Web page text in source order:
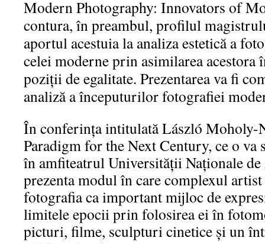
Modern Photography: Innovators of
contura, în preambul, profilul
aportul acestuia la analiza estetică a
celei moderne prin asimilarea acestora
poziții de egalitate. Prezentarea va fi
analiză a începuturilor fotografiei
În conferința intitulată László Moholy-
Paradigm for the Next Century, ce o va
în amfiteatrul Universității Naționale de
prezenta modul în care complexul
fotografia ca important mijloc de
limitele epocii prin folosirea ei în
picturi, filme, sculpturi cinetice și un